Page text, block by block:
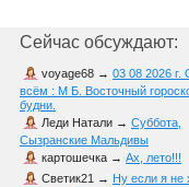
Сейчас обсуждают:
voyage68 → 03 08 2026 г.
всём : М Б. Восточный
будни.
Леди Натали → Суббота,
Сызранские Мальдивы
картошечка → Ах, лето!!!
Светик21 → Ну если я не